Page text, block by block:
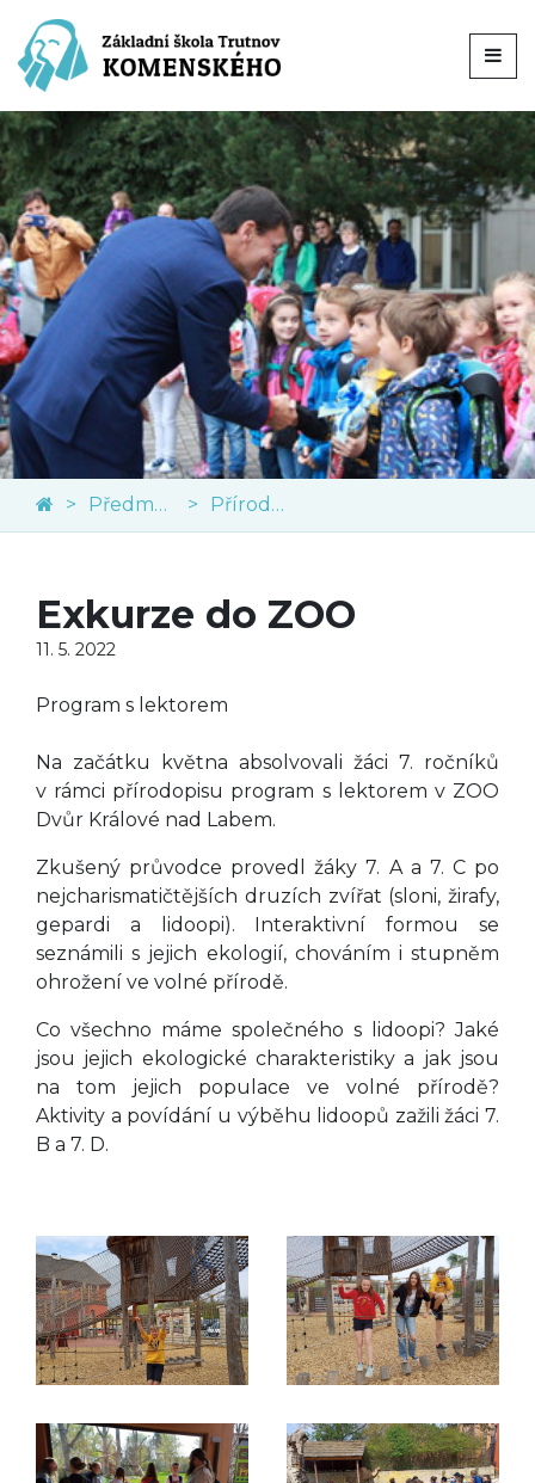
Předměty Přírodní vědy
Exkurze do ZOO
11. 5. 2022
Program s lektorem
Na začátku května absolvovali žáci 7. ročníků
v rámci přírodopisu program s lektorem v ZOO
Dvůr Králové nad Labem.
Zkušený průvodce provedl žáky 7. A a 7. C po
nejcharismatičtějších druzích zvířat (sloni, žirafy,
gepardi a lidoopi). Interaktivní formou se
seznámili s jejich ekologií, chováním i stupněm
ohrožení ve volné přírodě.
Co všechno máme společného s lidoopi? Jaké
jsou jejich ekologické charakteristiky a jak jsou
na tom jejich populace ve volné přírodě?
Aktivity a povídání u výběhu lidoopů zažili žáci 7.
B a 7. D.